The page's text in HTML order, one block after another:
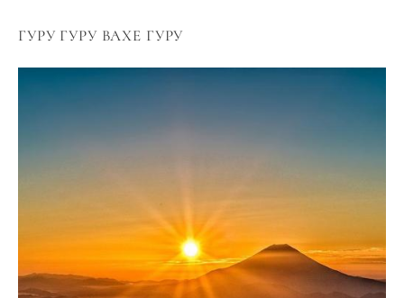
ГУРУ ГУРУ ВАХЕ ГУРУ